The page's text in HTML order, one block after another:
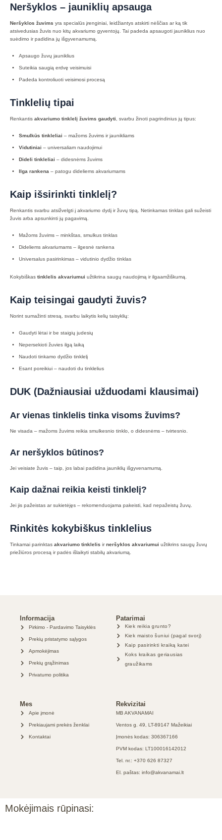
Neršyklos – jauniklių apsauga
Neršyklos žuvims yra specialūs įrenginiai, leidžiantys atskirti nėščias ar ką tik
atsivedusias žuvis nuo kitų akvariumo gyventojų. Tai padeda apsaugoti jauniklius nuo
suėdimo ir padidina jų išgyvenamumą.
Apsaugo žuvų jauniklius
Suteikia saugią erdvę veisimuisi
Padeda kontroliuoti veisimosi procesą
Tinklelių tipai
Renkantis akvariumo tinklelį žuvims gaudyti, svarbu žinoti pagrindinius jų tipus:
Smulkūs tinkleliai – mažoms žuvims ir jaunikliams
Vidutiniai – universaliam naudojimui
Dideli tinkleliai – didesnėms žuvims
Ilga rankena – patogu dideliems akvariumams
Kaip išsirinkti tinklelį?
Renkantis svarbu atsižvelgti į akvariumo dydį ir žuvų tipą. Netinkamas tinklas gali sužeisti
žuvis arba apsunkinti jų pagavimą.
Mažoms žuvims – minkštas, smulkus tinklas
Dideliems akvariumams – ilgesnė rankena
Universalus pasirinkimas – vidutinio dydžio tinklas
Kokybiškas tinklelis akvariumui užtikrina saugų naudojimą ir ilgaamžiškumą.
Kaip teisingai gaudyti žuvis?
Norint sumažinti stresą, svarbu laikytis kelių taisyklių:
Gaudyti lėtai ir be staigių judesių
Nepersekioti žuvies ilgą laiką
Naudoti tinkamo dydžio tinklelį
Esant poreikiui – naudoti du tinklelius
DUK (Dažniausiai užduodami klausimai)
Ar vienas tinklelis tinka visoms žuvims?
Ne visada – mažoms žuvims reikia smulkesnio tinklo, o didesnėms – tvirtesnio.
Ar neršyklos būtinos?
Jei veisiate žuvis – taip, jos labai padidina jauniklių išgyvenamumą.
Kaip dažnai reikia keisti tinklelį?
Jei jis pažeistas ar sukietėjęs – rekomenduojama pakeisti, kad nepažeistų žuvų.
Rinkitės kokybiškus tinklelius
Tinkamai parinktas akvariumo tinklelis irneršyklos akvariumui užtikrins saugų žuvų
priežiūros procesą ir padės išlaikyti stabilų akvariumą.
Informacija
Pirkimo - Pardavimo Taisyklės
Prekių pristatymo sąlygos
Apmokėjimas
Prekių grąžinimas
Privatumo politika
Patarimai
Kiek reikia grunto?
Kiek maisto šuniui (pagal svorį)
Kaip pasirinkti kraiką katei
Koks kraikas geriausias
graužikams
Mes
Apie įmonė
Prekiaujami prekės ženklai
Kontaktai
Rekvizitai
MB AKVANAMAI
Ventos g. 49, LT-89147 Mažeikiai
Įmonės kodas: 306367166
PVM kodas: LT100016142012
Tel. nr.: +370 626 87327
El. paštas: info@akvanamai.lt
Mokėjimais rūpinasi: